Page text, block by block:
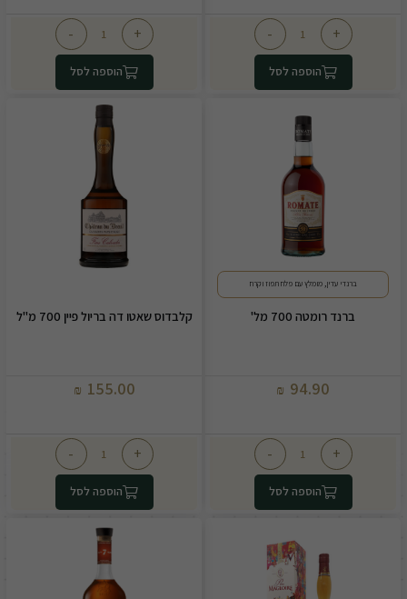
+
-
הוספה לסל
+
-
הוספה לסל
ברנדי עדין, מומלץ עם פלח תפוז וקרח
ברנד רומטה 700 מל'
94.90
₪
+
-
הוספה לסל
קלבדוס שאטו דה בריול פיין 700 מ"ל
155.00
₪
+
-
הוספה לסל